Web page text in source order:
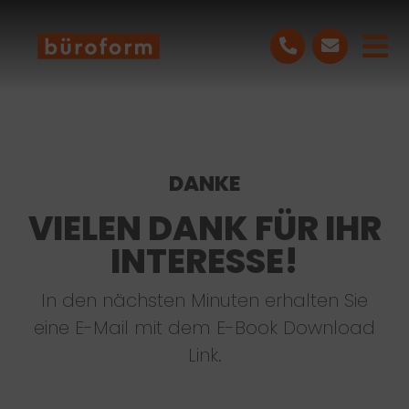
content
PROJEKTE
ÜBER UNS
KONTAKT
DANKE
VIELEN DANK FÜR IHR
INTERESSE!
In den nächsten Minuten erhalten Sie
eine E-Mail mit dem E-Book Download
Link.